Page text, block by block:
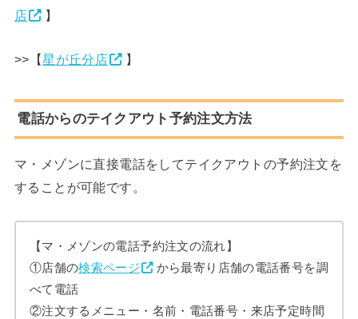
店
】
>>【星が丘分店 】
電話からのテイクアウト予約注文方法
マ・メゾンに直接電話をしてテイクアウトの予約注文を
することが可能です。
【マ・メゾンの電話予約注文の流れ】
①店舗の検索ページ
から最寄り店舗の電話番号を調
べて電話
②注文するメニュー・名前・電話番号・来店予定時間